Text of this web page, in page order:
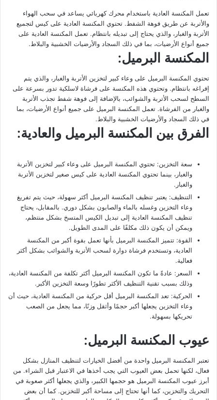
تعمل المكنسة العادية باستخدام محرك كهربائي يساعد في سحب الهواء
والأتربة عن طريق فوهة الشفط. تحتوي المكنسة العادية على كيس لتجميع
الأتربة والغبار، والذي يحتاج إلى تبديله بانتظام. تعمل المكنسة العادية على
جميع أنواع الأرضيات، بما في ذلك السجاد والأرضيات الخشبية والبلاط.
المكنسة البرميل:
تحتوي المكنسة البرميل على وعاء كبير لتخزين الأتربة والغبار، والذي يتم
إفراغه بانتظام. وتحتوي هذه المكنسة على فرشاة لاسلكية تدور بسرعة على
السطح لسحب الأتربة والشوائب، بالإضافة إلى فوهة شفط تجذب الأتربة
والغبار من الفرشاة. تعمل المكنسة البرميل على جميع أنواع الأرضيات، بما
في ذلك السجاد والأرضيات الخشبية والبلاط.
الفرق بين المكنسة البرميل والعادية:
سعة التخزين: تحتوي المكنسة البرميل على وعاء كبير لتخزين الأتربة
والغبار، بينما تحتوي المكنسة العادية على كيس صغير لتخزين الأتربة
والغبار.
التنظيف: يعتبر تنظيف المكنسة البرميل أكثر سهولة، حيث يتم تفريغ
وعاء التخزين وغسله بالماء والصابون بشكل دوري. بالمقابل، يحتاج
تنظيف المكنسة العادية إلى تبديل الكيس المتسخ بشكل منتظم،
ويمكن أن يكون ذلك مكلفًا على المدى الطويل.
القوة: تتميز المكنسة البرميل بأنها تعمل بقوة أكبر من المكنسة
العادية، وتستخدم فرشاة دوارة لسحب الأتربة والشوائب بشكل أكثر
فعالية.
السعر: عادةً ما تكون المكنسة البرميل أكثر تكلفة من المكنسة العادية،
وذلك بسبب تقنية التنظيف الأكثر تطورًا وسعة التخزين الأكبر.
الحركية: تعد المكنسة البرميل أقل حركية من المكنسة العادية، حيث أن
وعاء التخزين يجعلها أكبر حجمًا وأثقل وزنًا، مما يجعل من الصعب
تحريكها بسهولة.
عيوب المكنسة البرميل:
تعتبر المكنسة البرميل واحدة من أفضل الخيارات لتنظيف المنازل بشكل
فعال، لكنها تحمل بعض العيوب التي يجب أخذها في الاعتبار قبل الشراء. من
أبرز عيوب المكنسة البرميل هو حجمها الكبير، والذي يجعلها أكثر صعوبة في
التحريك والتخزين، كما أنها تحتاج إلى مساحة أكبر للتخزين. كما أن بعض